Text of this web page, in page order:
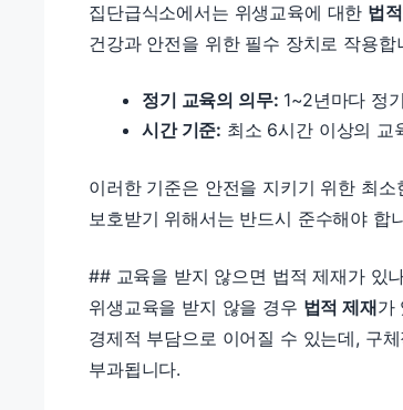
집단급식소에서는 위생교육에 대한 법
건강과 안전을 위한 필수 장치로 작용합
정기 교육의 의무: 1~2년마다 정
시간 기준: 최소 6시간 이상의 교
이러한 기준은 안전을 지키기 위한 최소
보호받기 위해서는 반드시 준수해야 합
## 교육을 받지 않으면 법적 제재가 있
위생교육을 받지 않을 경우 법적 제재가
경제적 부담으로 이어질 수 있는데, 구
부과됩니다.